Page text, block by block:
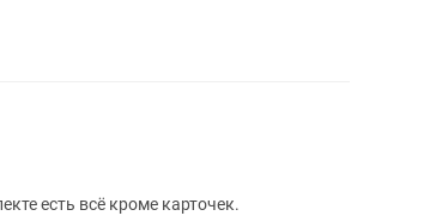
есть всё кроме карточек.